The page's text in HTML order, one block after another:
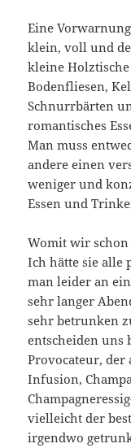
Eine
klein, voll und
kleine
Bodenfliesen,
Schnurrbärten
romantisches
Man muss
andere einen
weniger und
Essen und
Womit wir schon
Ich hätte sie alle
man leider an
sehr langer
sehr betrunken
entscheiden uns
Provocateur, der
Infusion,
vielleicht der
irgendwo